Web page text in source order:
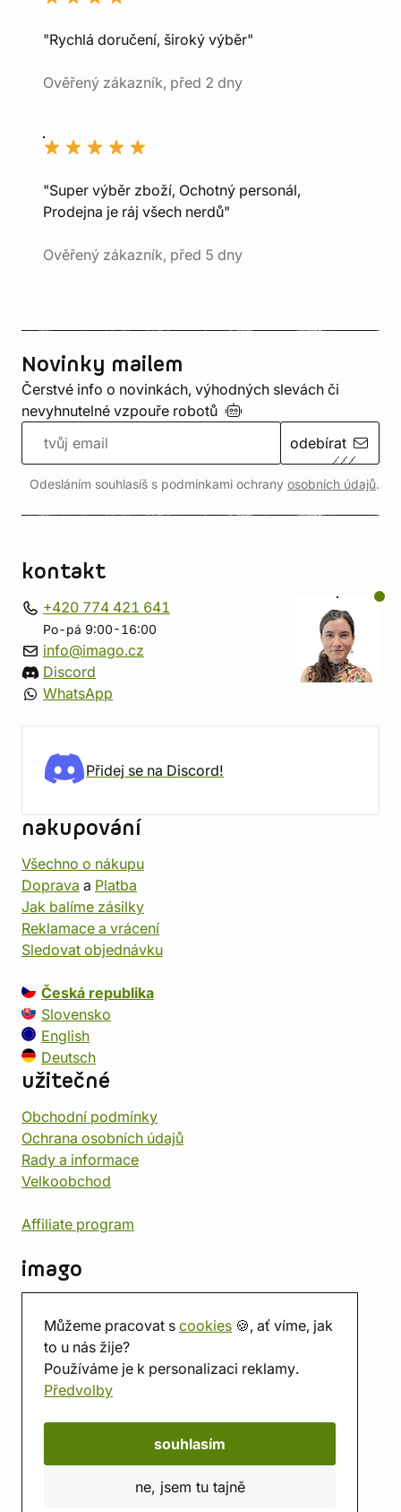
Můžeme pracovat s cookies 🍪, ať víme, jak
to u nás žije?
Používáme je k personalizaci reklamy.
Předvolby
souhlasím
ne, jsem tu tajně
"Rychlá doručení, široký výběr"
Ověřený zákazník, před 2 dny
"Super výběr zboží, Ochotný personál,
Prodejna je ráj všech nerdů"
Ověřený zákazník, před 5 dny
Novinky mailem
Čerstvé info o novinkách, výhodných slevách či
nevyhnutelné vzpouře robotů
odebírat
Odesláním souhlasíš s podmínkami ochrany osobních údajů.
kontakt
+420 774 421 641
Po-pá 9:00-16:00
info@imago.cz
Discord
WhatsApp
Přidej se na Discord!
nakupování
Všechno o nákupu
Doprava a Platba
Jak balíme zásilky
Reklamace a vrácení
Sledovat objednávku
Česká republika
Slovensko
English
Deutsch
užitečné
Obchodní podmínky
Ochrana osobních údajů
Rady a informace
Velkoobchod
Affiliate program
imago
Prodejna
Herna
O nás
Hodnocení obchodu